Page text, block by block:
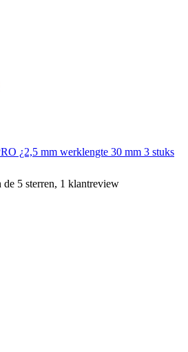
¿2,5 mm werklengte 30 mm 3 stuks
5 sterren, 1 klantreview